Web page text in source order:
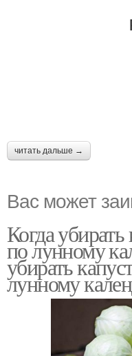
читать дальше →
Вас может
Когда
по лунному
убирать
лунному